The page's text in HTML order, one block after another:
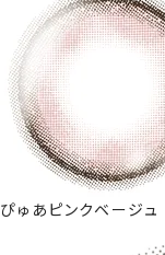
ぴゅあピンクベージュ